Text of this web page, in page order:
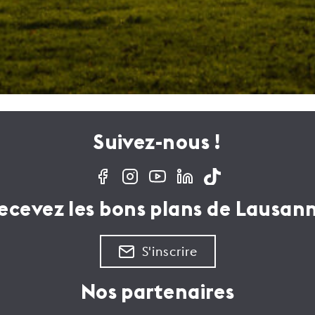
Suivez-nous !
les bons plans de
S'inscrire
Nos partenaires